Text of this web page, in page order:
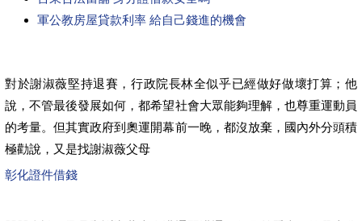
軍公教房屋貸款利率 給自己錢進的機會
對於謝淑薇堅持退賽，行政院長林全似乎已經做好做壞打算；他
說，不管最後發展如何，都希望社會大眾能夠理解，也尊重運動員
的考量。但其實政府到奧運開幕前一晚，都沒放棄，國內外分頭積
極勸說，又是找謝淑薇父母
彰化證件借錢